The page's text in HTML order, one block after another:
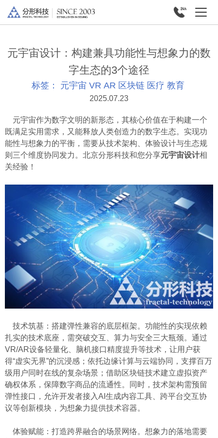
元宇宙设计：构建兼具功能性与想象力的数
字生态的3个途径
标签： 元宇宙 VR AR 区块链 医疗 教育
2025.07.23
元宇宙作为数字文明的新形态，其核心价值在于构建一个
既满足实用需求，又能释放人类创造力的数字生态。实现功
能性与想象力的平衡，需要从技术架构、体验设计与生态规
则三个维度协同发力。北京分形科技和您分享元宇宙设计相
关经验！
技术筑基：搭建弹性兼容的底层框架。功能性的实现依赖
扎实的技术底座，需突破交互、算力与安全三大瓶颈。通过
VR/AR设备轻量化、脑机接口精度提升等技术，让用户获
得“虚实无界”的沉浸感；依托边缘计算与云端协同，支撑百万
级用户同时在线的复杂场景；借助区块链技术建立虚拟资产
确权体系，保障数字商品的流通性。同时，技术架构需预留
弹性接口，允许开发者接入AI生成内容工具、跨平台交互协
议等创新模块，为想象力提供技术容器。
体验赋能：打造跨界融合的场景网络。想象力的落地需要